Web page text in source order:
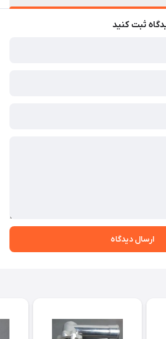
ثبت کنید
ارسال دیدگاه